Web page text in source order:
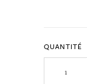
QUANTITÉ